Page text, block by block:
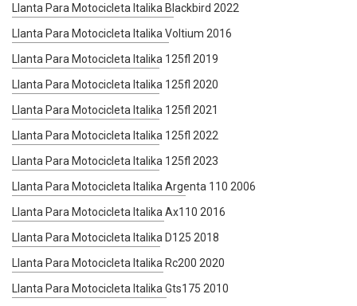
Llanta Para Motocicleta Italika Blackbird 2022
Llanta Para Motocicleta Italika Voltium 2016
Llanta Para Motocicleta Italika 125fl 2019
Llanta Para Motocicleta Italika 125fl 2020
Llanta Para Motocicleta Italika 125fl 2021
Llanta Para Motocicleta Italika 125fl 2022
Llanta Para Motocicleta Italika 125fl 2023
Llanta Para Motocicleta Italika Argenta 110 2006
Llanta Para Motocicleta Italika Ax110 2016
Llanta Para Motocicleta Italika D125 2018
Llanta Para Motocicleta Italika Rc200 2020
Llanta Para Motocicleta Italika Gts175 2010